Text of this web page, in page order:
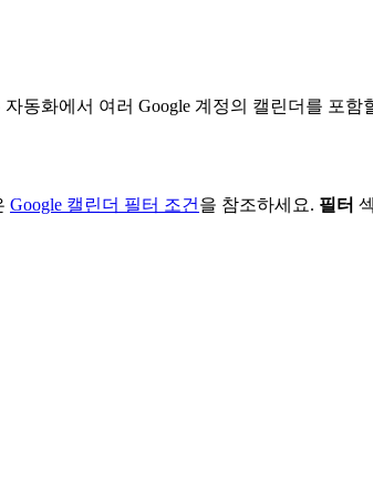
동화에서 여러 Google 계정의 캘린더를 포함
Google 캘린더 필터 조건 을 참조하세요. 필터